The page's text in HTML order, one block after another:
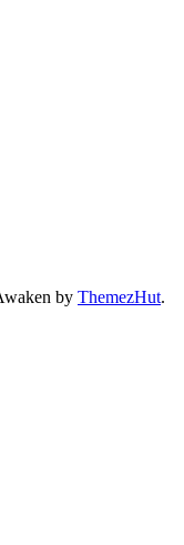
by ThemezHut.